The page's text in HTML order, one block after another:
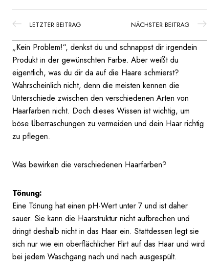
LETZTER BEITRAG NÄCHSTER BEITRAG
„Kein Problem!“, denkst du und schnappst dir irgendein
Produkt in der gewünschten Farbe. Aber weißt du
eigentlich, was du dir da auf die Haare schmierst?
Wahrscheinlich nicht, denn die meisten kennen die
Unterschiede zwischen den verschiedenen Arten von
Haarfarben nicht. Doch dieses Wissen ist wichtig, um
böse Überraschungen zu vermeiden und dein Haar richtig
zu pflegen.
Was bewirken die verschiedenen Haarfarben?
Tönung:
Eine Tönung hat einen pH-Wert unter 7 und ist daher
sauer. Sie kann die Haarstruktur nicht aufbrechen und
dringt deshalb nicht in das Haar ein. Stattdessen legt sie
sich nur wie ein oberflächlicher Flirt auf das Haar und wird
bei jedem Waschgang nach und nach ausgespült.